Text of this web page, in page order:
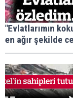
"Evlatlarımın
en ağır şekilde